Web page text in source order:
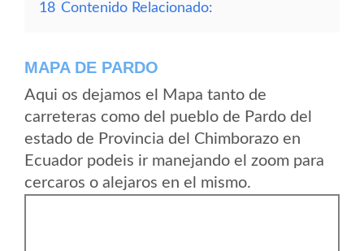
18 Contenido Relacionado:
MAPA DE PARDO
Aqui os dejamos el Mapa tanto de
carreteras como del pueblo de Pardo del
estado de Provincia del Chimborazo en
Ecuador podeis ir manejando el zoom para
cercaros o alejaros en el mismo.